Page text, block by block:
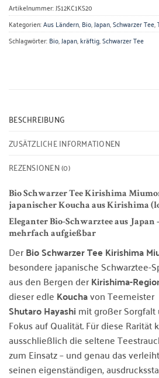
Artikelnummer:JS12KC1KS20
Kategorien:Aus Ländern,Bio,Japan,Schwarzer Tee,
Schlagwörter:Bio,Japan,kräftig,Schwarzer Tee
BESCHREIBUNG
ZUSÄTZLICHE INFORMATIONEN
REZENSIONEN (0)
Bio Schwarzer Tee Kirishima
japanischer Koucha aus Kirishima
Eleganter Bio-Schwarztee aus Japan
mehrfach aufgießbar
DerBio Schwarzer Tee Kirishima
besondere japanische Schwarztee-
aus den Bergen derKirishima-
dieser edle Kouchavon Teemeister
Shutaro Hayashi mit großer
Fokus auf Qualität. Für diese Rarität
ausschließlich die seltene
zum Einsatz – und genau das
seinen eigenständigen,